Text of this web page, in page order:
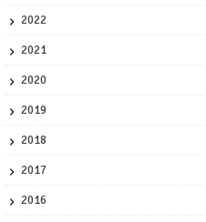
2022
2021
2020
2019
2018
2017
2016